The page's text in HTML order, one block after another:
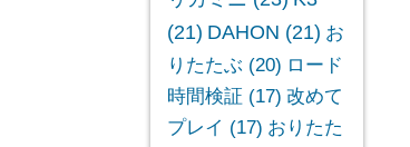
(21) DAHON (21) お
りたたぶ (20) ロード
時間検証 (17) 改めて
プレイ (17) おりたた